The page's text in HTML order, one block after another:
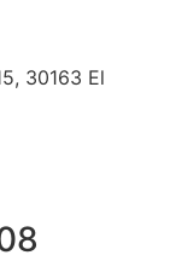
30163 El